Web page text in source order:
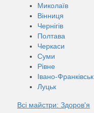
Миколаїв
Вінниця
Чернігів
Полтава
Черкаси
Суми
Рівне
Івано-Франківськ
Луцьк
Всі майстри: Здоров'я